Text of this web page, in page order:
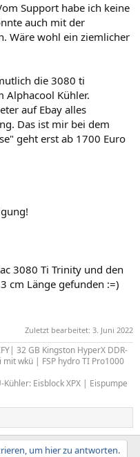
Support habe ich keine
auch mit der
Wäre wohl ein ziemlicher
die 3080 ti
Alphacool Kühler.
auf Ebay alles
Das ist mir bei dem
geht erst ab 1700 Euro
3080 Ti Trinity und den
cm Länge gefunden :=)
Zuletzt bearbeitet: 3. Juni 2022
32 GB Kingston HyperX DDR-
wkü | FSP hydro TI Pro1000
Eisblock XPX | Eispumpe
um hier zu antworten.